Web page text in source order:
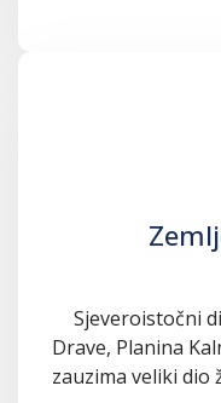
Sjeveroistočni
Drave, Planina
zauzima veliki dio